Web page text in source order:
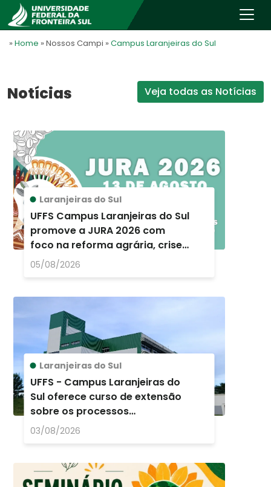
» Home » Nossos Campi » Campus Laranjeiras do Sul
Notícias Veja todas as Notícias
Laranjeiras do Sul
UFFS Campus Laranjeiras do Sul
promove a JURA 2026 com
foco na reforma agrária, crise
ambiental e memória histórica
05/08/2026
Laranjeiras do Sul
UFFS - Campus Laranjeiras do
Sul oferece curso de extensão
sobre os processos
educacionais e seus impactos
03/08/2026